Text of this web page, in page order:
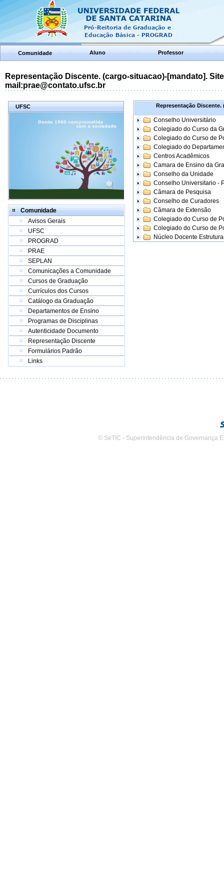
Comunidade Aluno Professor
Representação Discente. (cargo-situacao)-[mandato].
mail:prae@contato.ufsc.br
UFSC
Comunidade
Avisos Gerais
UFSC
PROGRAD
PRAE
SEPLAN
Comunicações a Comunidade
Cursos de Graduação
Currículos dos Cursos
Catálogo da Graduação
Departamentos de Ensino
Programas de Disciplinas
Autenticidade Documento
Representação Discente
Formulários Padrão
Links
Representação Discente.
Conselho Universitário
Colegiado do Curso da
Colegiado do Curso de
Colegiado do
Centros Acadêmicos
Camara de Ensino da
Conselho da Unidade
Conselho Universitario -
Câmara de Pesquisa
Conselho de Curadores
Câmara de Extensão
Colegiado do Curso de
Colegiado do Curso de
Núcleo Docente
© SeTIC - Superintendência de Governança